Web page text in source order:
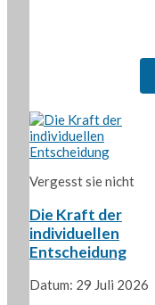
Vergesst sie nicht
Die Kraft der
individuellen
Entscheidung
Datum: 29 Juli 2026